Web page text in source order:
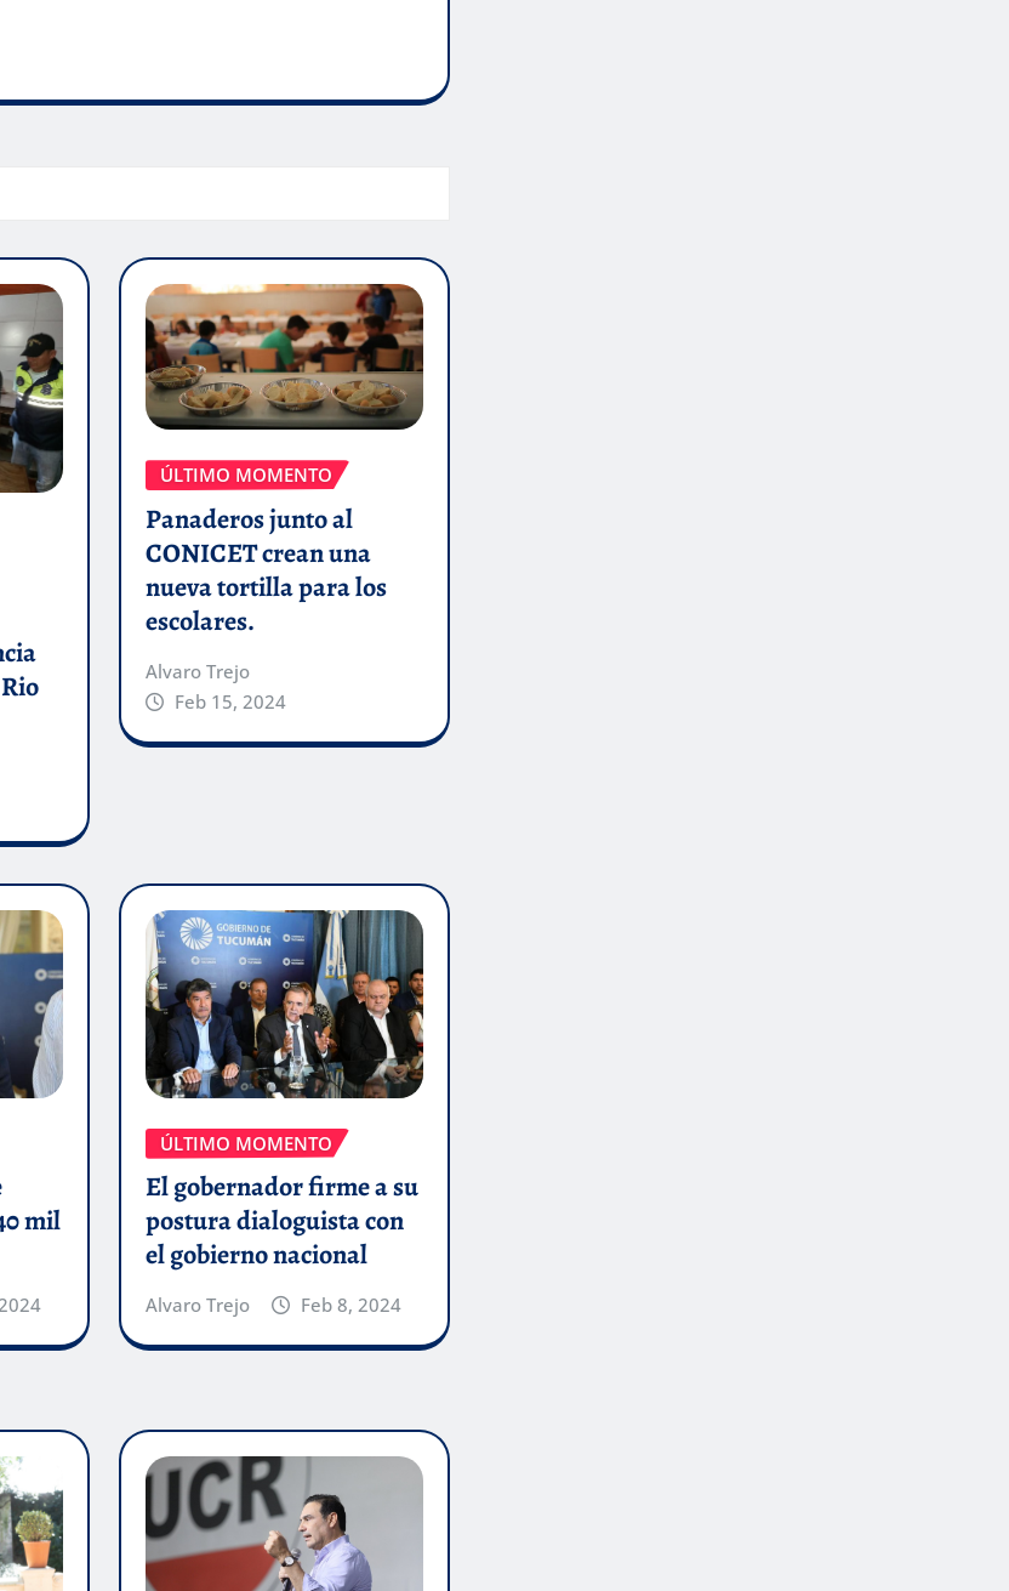
ÚLTIMO MOMENTO
Panaderos junto al
CONICET crean una
nueva tortilla para los
escolares.
Alvaro Trejo
Feb 15, 2024
mil
ÚLTIMO MOMENTO
El gobernador firme a su
postura dialoguista con
el gobierno nacional
Alvaro Trejo Feb 8, 2024